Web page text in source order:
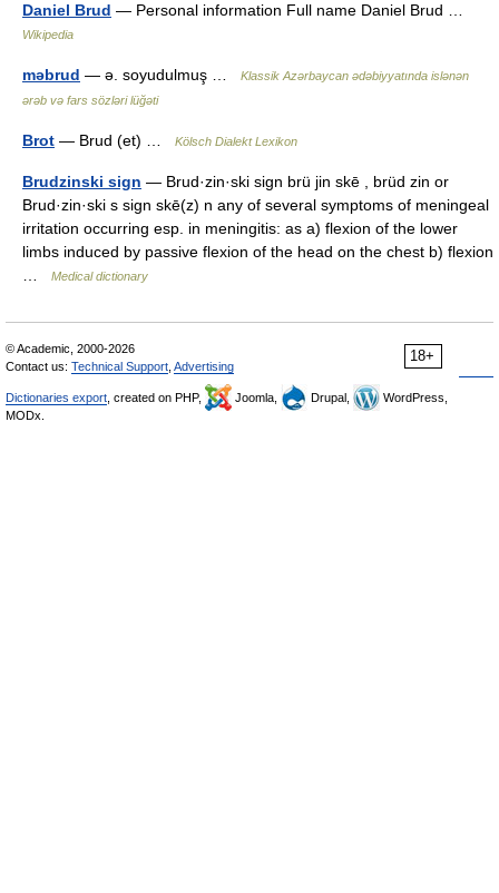
Daniel Brud — Personal information Full name Daniel Brud …
Wikipedia
məbrud — ə. soyudulmuş …
Klassik Azərbaycan ədəbiyyatında islənən
ərəb və fars sözləri lüğəti
Brot — Brud (et) … Kölsch Dialekt Lexikon
Brudzinski sign — Brud·zin·ski sign brü jin skē , brüd zin or
Brud·zin·ski s sign skē(z) n any of several symptoms of meningeal
irritation occurring esp. in meningitis: as a) flexion of the lower
limbs induced by passive flexion of the head on the chest b) flexion
Medical dictionary
18+
© Academic, 2000-2026
Contact us: Technical Support Advertising
Dictionaries export , created on PHP, Joomla, Drupal,
WordPress,
MODx.